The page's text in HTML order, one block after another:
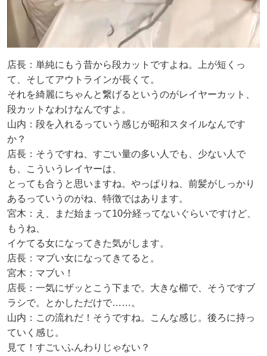
店長：単純にもう昔から段カットですよね。上が短くっ
て、そしてアウトラインが長くて。
それを綺麗にちゃんと繋げるというのがレイヤーカット、
段カットなわけなんですよ。
山内：段を入れるっていう感じが昭和スタイルなんです
か？
店長：そうですね、すごい量の多い人でも、少ない人で
も、こういうレイヤーは、
とっても合うと思いますね。やっぱりね、前髪がしっかり
あるっていうのがね、特徴ではあります。
宮木：え、まだ始まって10分経ってないぐらいですけど、
もうね、
イケてる女になってきた気がします。
店長：マブい女になってきてると。
宮木：マブい！
店長：一気にザッとこう下まで。大きな櫛で、そうですブ
ラシで。とかしただけで……。
山内：この流れだ！そうですね。こんな感じ。後ろに持っ
ていく感じ。
見て！すごいふんわりじゃない？